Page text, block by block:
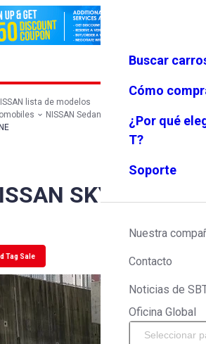
Favoritos Menú
Buscar
Cómo
¿Por qué
T?
Soporte
Nuestra
Contacto
Noticias de
Oficina Global
lista de modelos
NISSAN Sedan
NISSAN SKYLINE
SKYLINE